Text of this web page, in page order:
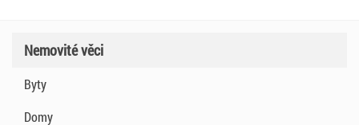
Nemovité věci
Byty
Domy